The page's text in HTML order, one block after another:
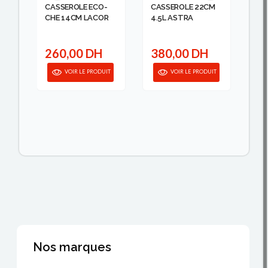
CASSEROLE ECO-
CHE 14CM LACOR
260,00 DH
VOIR LE PRODUIT
CASSEROLE 22CM
4.5L ASTRA
380,00 DH
VOIR LE PRODUIT
Nos marques